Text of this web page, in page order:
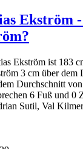
Ekström
Ekström ist 183
3 cm über dem
Durchschnitt
6 Fuß und 0
Sutil, Val